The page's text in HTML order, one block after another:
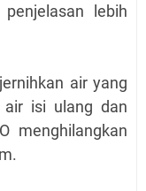
lebih
air yang
isi ulang dan
menghilangkan